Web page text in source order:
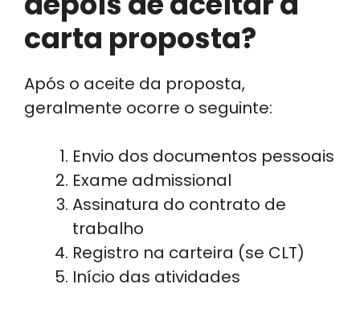
carta proposta?
Após o aceite da proposta,
geralmente ocorre o seguinte:
Envio dos documentos pessoais
Exame admissional
Assinatura do contrato de
trabalho
Registro na carteira (se CLT)
Início das atividades